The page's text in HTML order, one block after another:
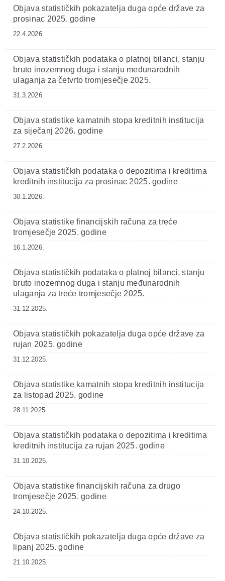
Objava statističkih pokazatelja duga opće države za
prosinac 2025. godine
22.4.2026.
Objava statističkih podataka o platnoj bilanci, stanju
bruto inozemnog duga i stanju međunarodnih
ulaganja za četvrto tromjesečje 2025.
31.3.2026.
Objava statistike kamatnih stopa kreditnih institucija
za siječanj 2026. godine
27.2.2026.
Objava statističkih podataka o depozitima i kreditima
kreditnih institucija za prosinac 2025. godine
30.1.2026.
Objava statistike financijskih računa za treće
tromjesečje 2025. godine
16.1.2026.
Objava statističkih podataka o platnoj bilanci, stanju
bruto inozemnog duga i stanju međunarodnih
ulaganja za treće tromjesečje 2025.
31.12.2025.
Objava statističkih pokazatelja duga opće države za
rujan 2025. godine
31.12.2025.
Objava statistike kamatnih stopa kreditnih institucija
za listopad 2025. godine
28.11.2025.
Objava statističkih podataka o depozitima i kreditima
kreditnih institucija za rujan 2025. godine
31.10.2025.
Objava statistike financijskih računa za drugo
tromjesečje 2025. godine
24.10.2025.
Objava statističkih pokazatelja duga opće države za
lipanj 2025. godine
21.10.2025.